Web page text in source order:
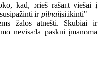
kad, prieš rašant viešai į
susipažinti ir pilnaiįsitikinti" —
žalos atnešti. Skubiai ir
nevisada paskui įmanoma